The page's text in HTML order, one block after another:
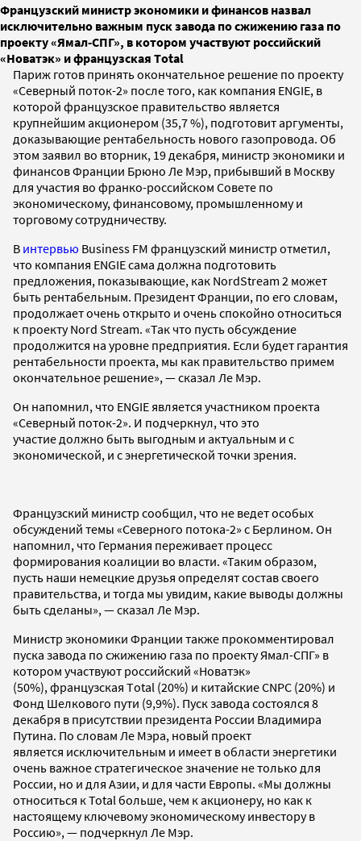
Французский министр экономики и финансов назвал
исключительно важным пуск завода по сжижению газа по
проекту «Ямал-СПГ», в котором участвуют российский
«Новатэк» и французская Тotal
Париж готов принять окончательное решение по проекту
«Северный поток-2» после того, как компания ENGIE, в
которой французское правительство является
крупнейшим акционером (35,7 %), подготовит аргументы,
доказывающие рентабельность нового газопровода. Об
этом заявил во вторник, 19 декабря, министр экономики и
финансов Франции Брюно Ле Мэр, прибывший в Москву
для участия во франко-российском Совете по
экономическому, финансовому, промышленному и
торговому сотрудничеству.
В интервью Business FM французский министр отметил,
что компания ENGIE сама должна подготовить
предложения, показывающие, как NordStream 2 может
быть рентабельным. Президент Франции, по его словам,
продолжает очень открыто и очень спокойно относиться
к проекту Nord Stream. «Так что пусть обсуждение
продолжится на уровне предприятия. Если будет гарантия
рентабельности проекта, мы как правительство примем
окончательное решение», — сказал Ле Мэр.
Он напомнил, что ENGIE является участником проекта
«Северный поток-2». И подчеркнул, что это
участие должно быть выгодным и актуальным и с
экономической, и с энергетической точки зрения.
Французский министр сообщил, что не ведет особых
обсуждений темы «Северного потока-2» с Берлином. Он
напомнил, что Германия переживает процесс
формирования коалиции во власти. «Таким образом,
пусть наши немецкие друзья определят состав своего
правительства, и тогда мы увидим, какие выводы должны
быть сделаны», — сказал Ле Мэр.
Министр экономики Франции также прокомментировал
пуска завода по сжижению газа по проекту Ямал-СПГ» в
котором участвуют российский «Новатэк»
(50%), французская Тotal (20%) и китайские CNPC (20%) и
Фонд Шелкового пути (9,9%). Пуск завода состоялся 8
декабря в присутствии президента России Владимира
Путина. По словам Ле Мэра, новый проект
является исключительным и имеет в области энергетики
очень важное стратегическое значение не только для
России, но и для Азии, и для части Европы. «Мы должны
относиться к Total больше, чем к акционеру, но как к
настоящему ключевому экономическому инвестору в
Россию», — подчеркнул Ле Мэр.